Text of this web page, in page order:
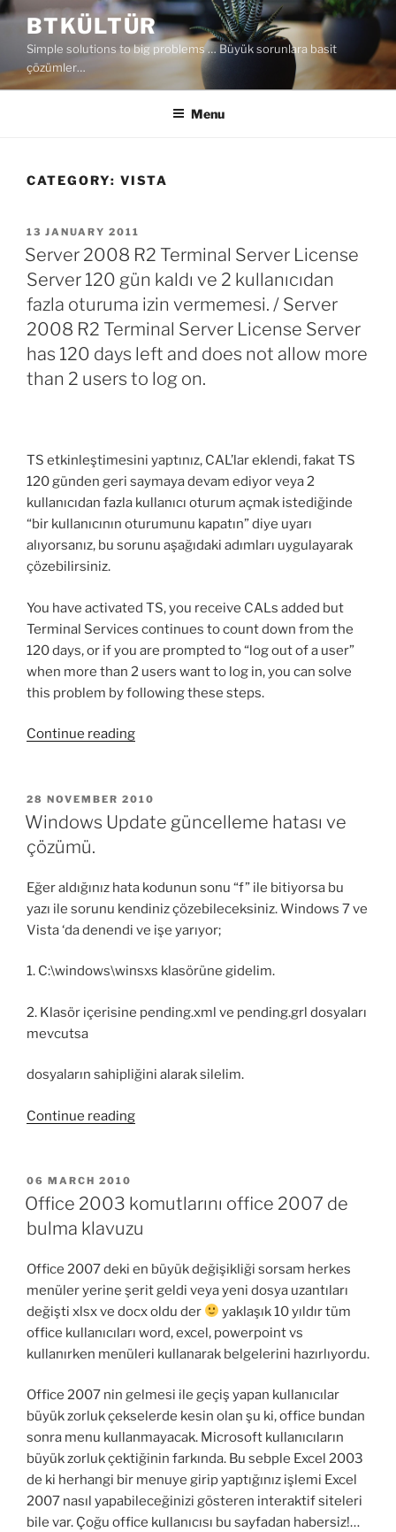
Skip
content
BTKÜLTÜR
Simple solutions to big problems … Büyük sorunlara basit
çözümler…
Menu
CATEGORY: VISTA
POSTED
ON
13 JANUARY 2011
Server 2008 R2 Terminal Server License
Server 120 gün kaldı ve 2 kullanıcıdan
fazla oturuma izin vermemesi. / Server
2008 R2 Terminal Server License Server
has 120 days left and does not allow more
than 2 users to log on.
TS etkinleştimesini yaptınız, CAL’lar eklendi, fakat TS
120 günden geri saymaya devam ediyor veya 2
kullanıcıdan fazla kullanıcı oturum açmak istediğinde
“bir kullanıcının oturumunu kapatın” diye uyarı
alıyorsanız, bu sorunu aşağıdaki adımları uygulayarak
çözebilirsiniz.
You have activated TS, you receive CALs added but
Terminal Services continues to count down from the
120 days, or if you are prompted to “log out of a user”
when more than 2 users want to log in, you can solve
this problem by following these steps.
Continue reading“Server
Terminal
Server
120
gün
kaldı
2
fazla
vermemesi.
Server
Server
License
has
120
days
left
and
not
allow
more
than
2
users
to
POSTED
ON
28 NOVEMBER 2010
Windows Update güncelleme hatası ve
çözümü.
Eğer aldığınız hata kodunun sonu “f” ile bitiyorsa bu
yazı ile sorunu kendiniz çözebileceksiniz. Windows 7 ve
Vista ‘da denendi ve işe yarıyor;
1. C:\windows\winsxs klasörüne gidelim.
2. Klasör içerisine pending.xml ve pending.grl dosyaları
mevcutsa
dosyaların sahipliğini alarak silelim.
Continue reading“Windows
ve
POSTED
ON
06 MARCH 2010
Office 2003 komutlarını office 2007 de
bulma klavuzu
Office 2007 deki en büyük değişikliği sorsam herkes
menüler yerine şerit geldi veya yeni dosya uzantıları
değişti xlsx ve docx oldu der
yaklaşık 10 yıldır tüm
office kullanıcıları word, excel, powerpoint vs
kullanırken menüleri kullanarak belgelerini hazırlıyordu.
Office 2007 nin gelmesi ile geçiş yapan kullanıcılar
büyük zorluk çekselerde kesin olan şu ki, office bundan
sonra menu kullanmayacak. Microsoft kullanıcıların
büyük zorluk çektiğinin farkında. Bu sebple Excel 2003
de ki herhangi bir menuye girip yaptığınız işlemi Excel
2007 nasıl yapabileceğinizi gösteren interaktif siteleri
bile var. Çoğu office kullanıcısı bu sayfadan habersiz!…